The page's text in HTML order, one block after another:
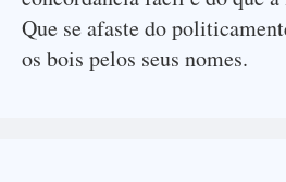
Que se afaste do
os bois pelos seus nomes.